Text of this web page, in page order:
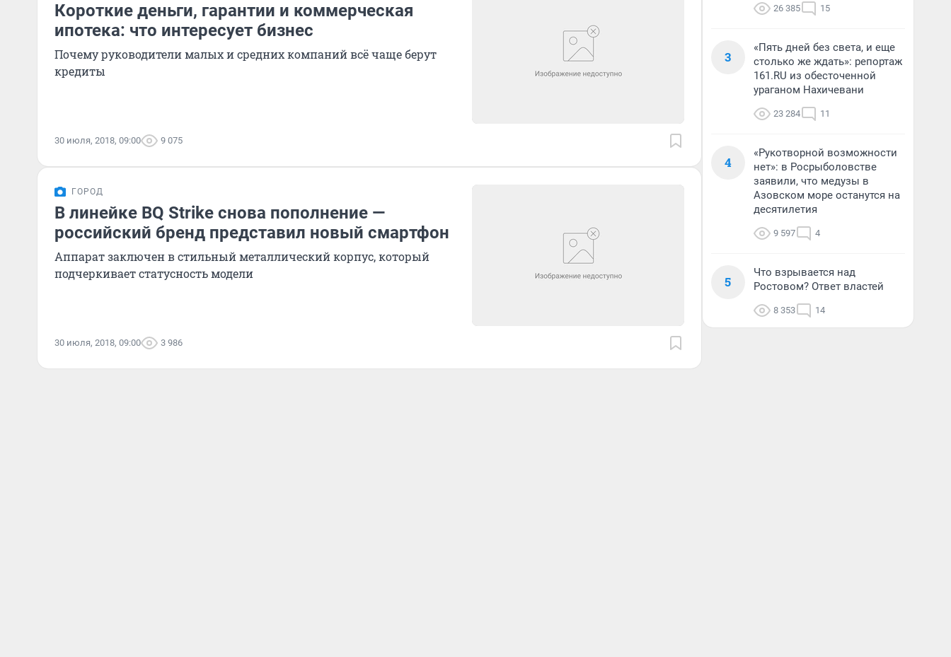
Короткие деньги, гарантии и коммерческая
ипотека: что интересует бизнес
Почему руководители малых и средних компаний всё чаще берут
кредиты
30 июля, 2018, 09:00 9 075
ГОРОД
В линейке BQ Strike снова пополнение —
российский бренд представил новый смартфон
Аппарат заключен в стильный металлический корпус, который
подчеркивает статусность модели
30 июля, 2018, 09:00 3 986
26 385 15
3
«Пять дней без света, и еще
столько же ждать»: репортаж
161.RU из обесточенной
ураганом Нахичевани
23 284 11
4
«Рукотворной возможности
нет»: в Росрыболовстве
заявили, что медузы в
Азовском море останутся на
десятилетия
9 597 4
5
Что взрывается над
Ростовом? Ответ властей
8 353 14